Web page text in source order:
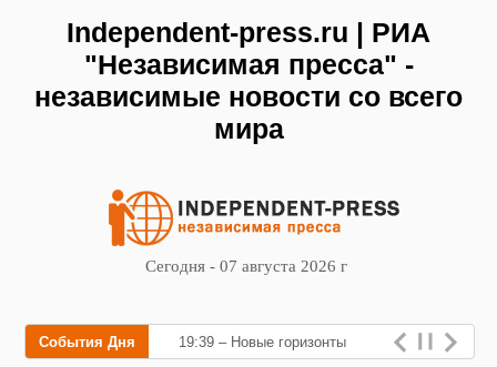
Independent-press.ru | РИА
"Независимая пресса" -
независимые новости со всего
мира
Сегодня - 07 августа 2026 г
События Дня 19:39 – Новые горизонты